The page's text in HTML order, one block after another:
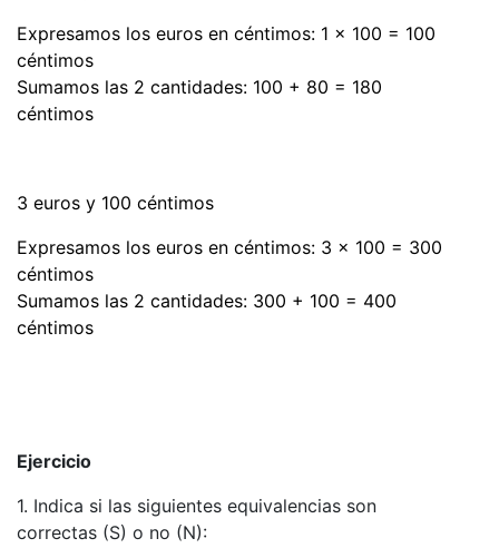
Expresamos los euros en céntimos: 1 x 100 = 100
céntimos
Sumamos las 2 cantidades: 100 + 80 = 180
céntimos
3 euros y 100 céntimos
Expresamos los euros en céntimos: 3 x 100 = 300
céntimos
Sumamos las 2 cantidades: 300 + 100 = 400
céntimos
Ejercicio
1. Indica si las siguientes equivalencias son
correctas (S) o no (N):